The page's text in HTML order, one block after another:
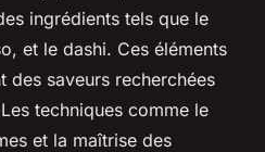
ingrédients tels que le
et le dashi. Ces éléments
des saveurs recherchées
techniques comme le
et la maîtrise des